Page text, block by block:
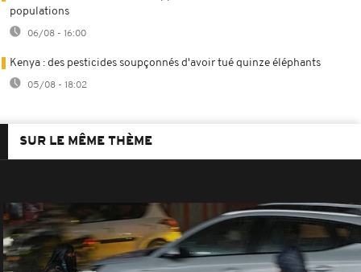
populations
06/08 - 16:00
Kenya : des pesticides soupçonnés d'avoir tué quinze éléphants
05/08 - 18:02
SUR LE MÊME THÈME